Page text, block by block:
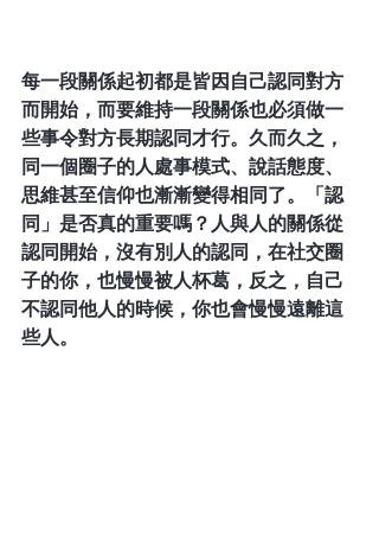
每一段關係起初都是皆因自己認同對方
而開始，而要維持一段關係也必須做一
些事令對方長期認同才行。久而久之，
同一個圈子的人處事模式、說話態度、
思維甚至信仰也漸漸變得相同了。「認
同」是否真的重要嗎？人與人的關係從
認同開始，沒有別人的認同，在社交圈
子的你，也慢慢被人杯葛，反之，自己
不認同他人的時候，你也會慢慢遠離這
些人。